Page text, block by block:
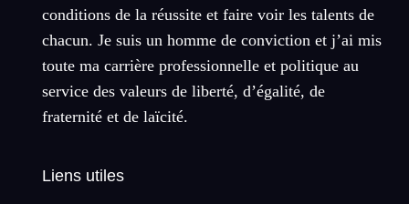
conditions de la réussite et faire voir les talents de
chacun. Je suis un homme de conviction et j’ai mis
toute ma carrière professionnelle et politique au
service des valeurs de liberté, d’égalité, de
fraternité et de laïcité.
Liens utiles